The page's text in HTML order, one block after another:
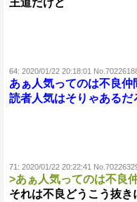
王道だけど
64: 2020/01/22 20:18:01
あぁ人気ってのは不良
読者人気はそりゃあるだ
71: 2020/01/22 20:22:41
>あぁ人気ってのは不良
それは不良どうこう抜